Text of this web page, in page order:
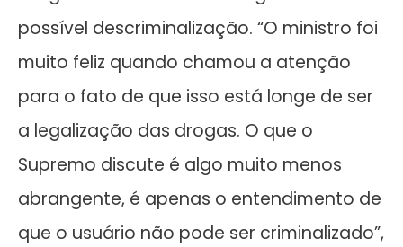
possível descriminalização. “O ministro foi
muito feliz quando chamou a atenção
para o fato de que isso está longe de ser
a legalização das drogas. O que o
Supremo discute é algo muito menos
abrangente, é apenas o entendimento de
que o usuário não pode ser criminalizado”,